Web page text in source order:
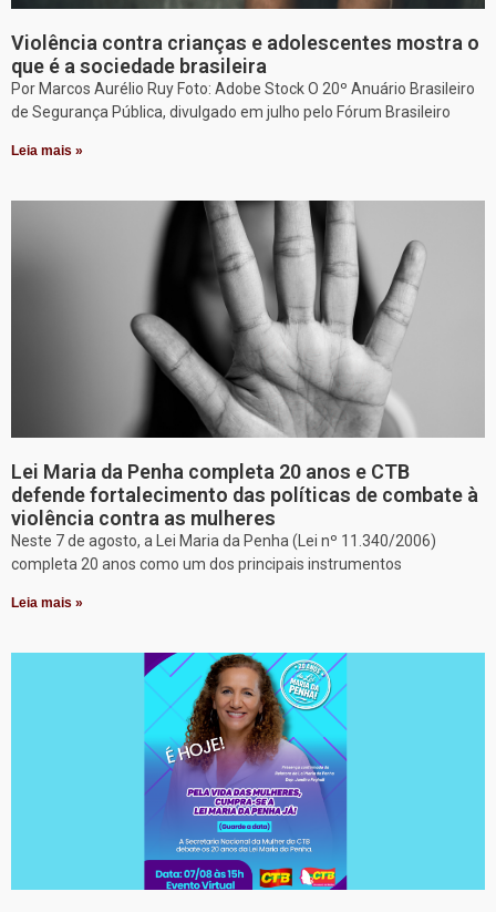
Violência contra crianças e adolescentes mostra o
que é a sociedade brasileira
Por Marcos Aurélio Ruy Foto: Adobe Stock O 20º Anuário Brasileiro
de Segurança Pública, divulgado em julho pelo Fórum Brasileiro
Leia mais »
Lei Maria da Penha completa 20 anos e CTB
defende fortalecimento das políticas de combate à
violência contra as mulheres
Neste 7 de agosto, a Lei Maria da Penha (Lei nº 11.340/2006)
completa 20 anos como um dos principais instrumentos
Leia mais »